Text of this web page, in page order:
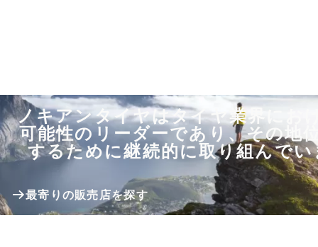
ノキアンタイヤはタイヤ業界にお
可能性のリーダーであり、その地
するために継続的に取り組んでい
最寄りの販売店を探す